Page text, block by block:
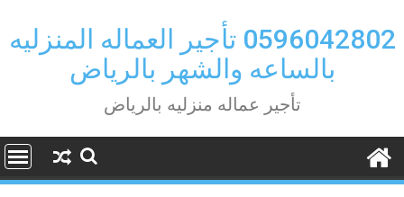
to
content
0596042802 تأجير العماله المنزليه
بالساعه والشهر بالرياض
تأجير عماله منزليه بالرياض